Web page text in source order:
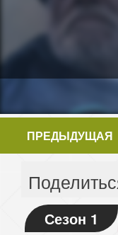
ПРЕДЫДУЩАЯ
Сезон 1